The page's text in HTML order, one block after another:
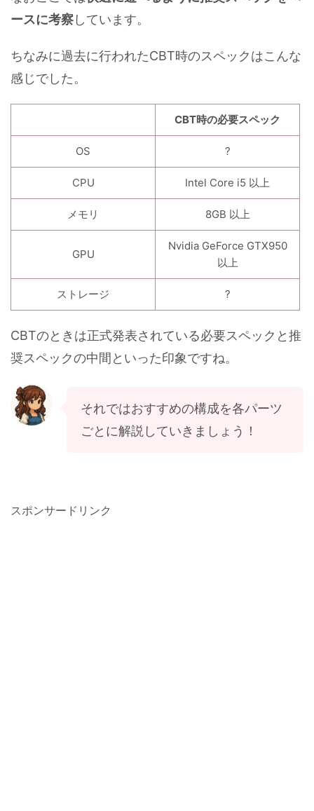
ースに考察しています。
ちなみに過去に行われたCBT時のスペックはこんな
感じでした。
CBT時の必要スペック
OS ?
CPU Intel Core i5 以上
メモリ 8GB 以上
GPU
Nvidia GeForce GTX950
以上
ストレージ ?
CBTのときは正式発表されている必要スペックと推
奨スペックの中間といった印象ですね。
それではおすすめの構成を各パーツ
ごとに解説していきましょう！
スポンサードリンク